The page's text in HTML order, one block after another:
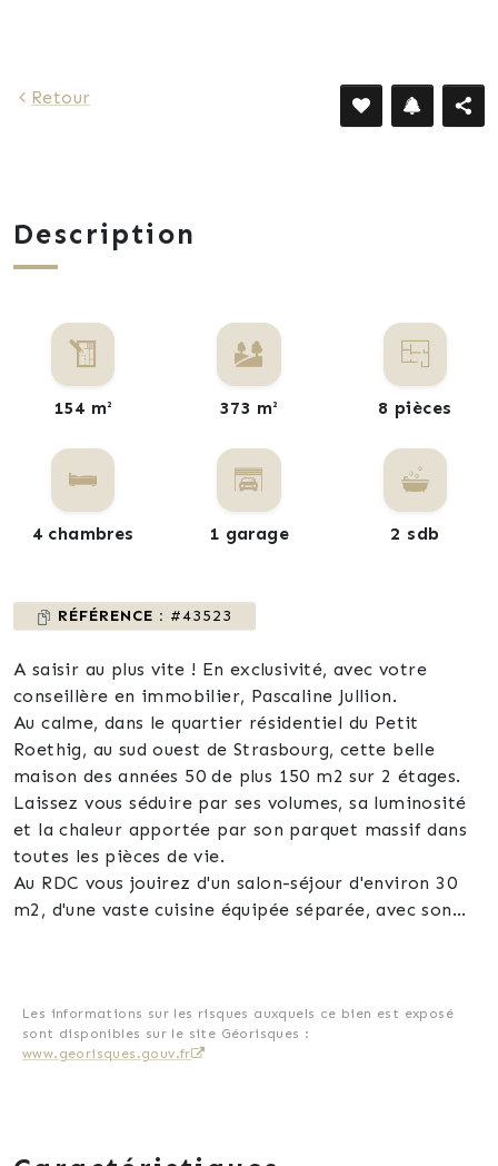
Retour
Description
154 m² 373 m² 8 pièces
4 chambres 1 garage 2 sdb
RÉFÉRENCE : #43523
A saisir au plus vite ! En exclusivité, avec votre
conseillère en immobilier, Pascaline Jullion.
Au calme, dans le quartier résidentiel du Petit
Roethig, au sud ouest de Strasbourg, cette belle
maison des années 50 de plus 150 m2 sur 2 étages.
Laissez vous séduire par ses volumes, sa luminosité
et la chaleur apportée par son parquet massif dans
toutes les pièces de vie.
Au RDC vous jouirez d'un salon-séjour d'environ 30
m2, d'une vaste cuisine équipée séparée, avec son
Au 1er étage, l'espace nuit vous accueille avec ses 3
belles chambres et sa salle de bain.
Les informations sur les risques auxquels ce bien est exposé
sont disponibles sur le site Géorisques :
www.georisques.gouv.fr